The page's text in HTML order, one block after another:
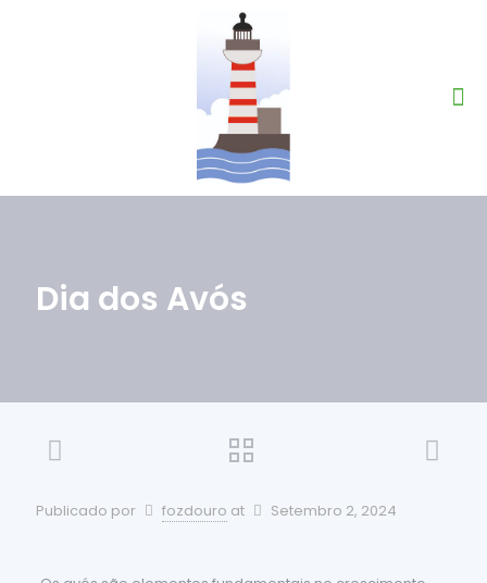
Dia dos Avós
Publicado por fozdouro at Setembro 2, 2024